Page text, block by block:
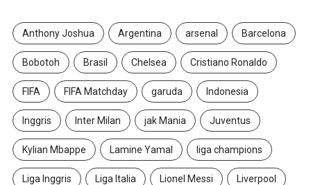
Anthony Joshua Argentina arsenal Barcelona
Bobotoh Brasil Chelsea Cristiano Ronaldo
FIFA FIFA Matchday garuda Indonesia
Inggris Inter Milan jak Mania Juventus
Kylian Mbappe Lamine Yamal liga champions
Liga Inggris Liga Italia Lionel Messi Liverpool